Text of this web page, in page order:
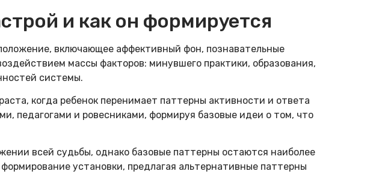
и как он формируется
включающее аффективный фон, познавательные
массы факторов: минувшего практики, образования,
системы.
когда ребенок перенимает паттерны активности и ответа
педагогами и ровесниками, формируя базовые идеи о том, что
всей судьбы, однако базовые паттерны остаются наиболее
установки, предлагая альтернативные паттерны